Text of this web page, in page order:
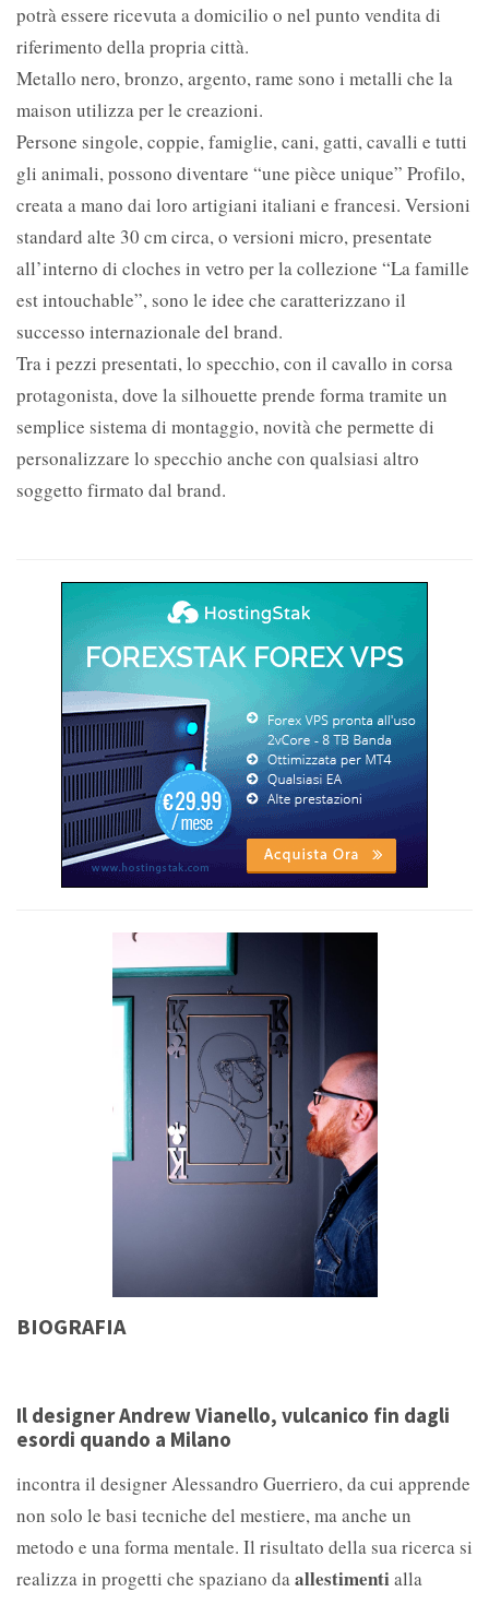
potrà essere ricevuta a domicilio o nel punto vendita di
riferimento della propria città.
Metallo nero, bronzo, argento, rame sono i metalli che la
maison utilizza per le creazioni.
Persone singole, coppie, famiglie, cani, gatti, cavalli e tutti
gli animali, possono diventare “une pièce unique” Profilo,
creata a mano dai loro artigiani italiani e francesi. Versioni
standard alte 30 cm circa, o versioni micro, presentate
all’interno di cloches in vetro per la collezione “La famille
est intouchable”, sono le idee che caratterizzano il
successo internazionale del brand.
Tra i pezzi presentati, lo specchio, con il cavallo in corsa
protagonista, dove la silhouette prende forma tramite un
semplice sistema di montaggio, novità che permette di
personalizzare lo specchio anche con qualsiasi altro
soggetto firmato dal brand.
BIOGRAFIA
Il designer Andrew Vianello, vulcanico fin dagli
esordi quando a Milano
incontra il designer Alessandro Guerriero, da cui apprende
non solo le basi tecniche del mestiere, ma anche un
metodo e una forma mentale. Il risultato della sua ricerca si
realizza in progetti che spaziano daallestimentialla